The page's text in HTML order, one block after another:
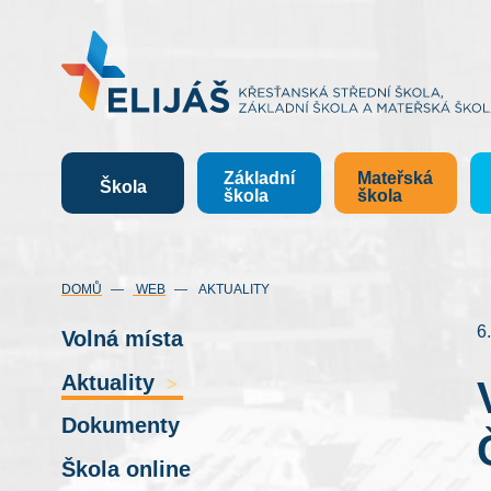
Škola
Základní
škola
Mateřská
škola
DOMŮ WEB AKTUALITY
Volná místa
Aktuality >
Dokumenty
Škola online